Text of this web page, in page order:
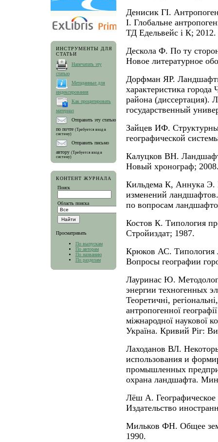
ИНСТРУМЕНТЫ ДЛЯ
СТАТЬИ
Напечатать эту
статью
Метаданные для
индексирования
Как процитировать
материал
Отправить эту статью
по почте (Требуется вход в
систему)
Отправить письмо
автору (Требуется вход в
систему)
КОНТЕНТ ЖУРНАЛА
Поиск
Область поиска
Просматривать
По выпускам
По авторам
По названию
По разделам
Денисик ГІ.
І. Глобальне
ТД Едельвейс і К; 2012.
Дескола Ф. По ту
Новое литературное
Дорфман ЯР.
характеристика
района (диссертация).
государственный
Зайцев ИФ.
географической
Калуцков ВН.
Новый хронограф;
Кильдема К, Аннука Э.
изменений
по вопросам
Костов К. Типология
Стройиздат; 1987.
Крюков АС. Типология
Вопросы географии
Лауринас Ю.
энергии техногенных
Теоретичні,
антропогенної
міжнародної наукової
Україна. Кривий Ріг:
Лаходанов ВЛ.
использования и
промышленных
охрана ландшафта.
Лёш А.
Издательство
Мильков ФН. Общее
1990.